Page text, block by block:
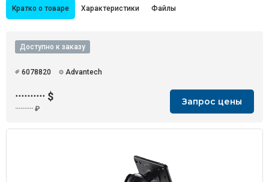
Кратко о товаре Характеристики Файлы
Доступно к заказу
6078820 Advantech
·········· $
·········· ₽
Запрос цены